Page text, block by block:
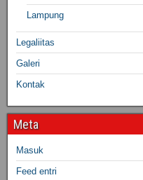
Lampung
Legaliitas
Galeri
Kontak
Meta
Masuk
Feed entri